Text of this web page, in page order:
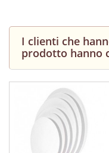
I clienti che
prodotto hanno